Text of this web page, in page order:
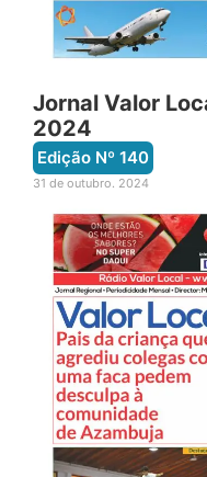
Jornal Valor
2024
Edição Nº 140
31 de outubro. 2024